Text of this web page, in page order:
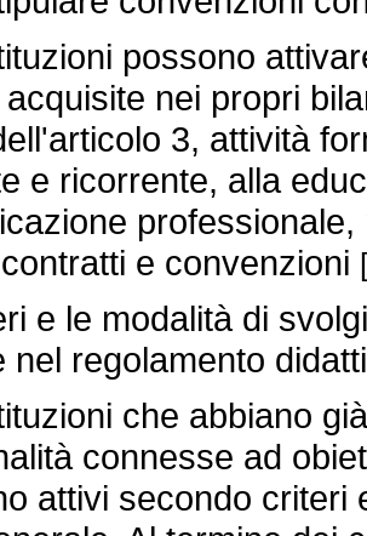
possono
nei propri
3, attività
e ricorrente, alla
e convenzioni
e le modalità di
nel regolamento
che abbiano
connesse ad
attivi secondo criteri